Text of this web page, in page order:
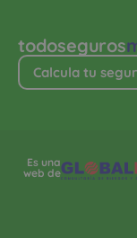
todoseguros
Calcula tu
Es una
web de